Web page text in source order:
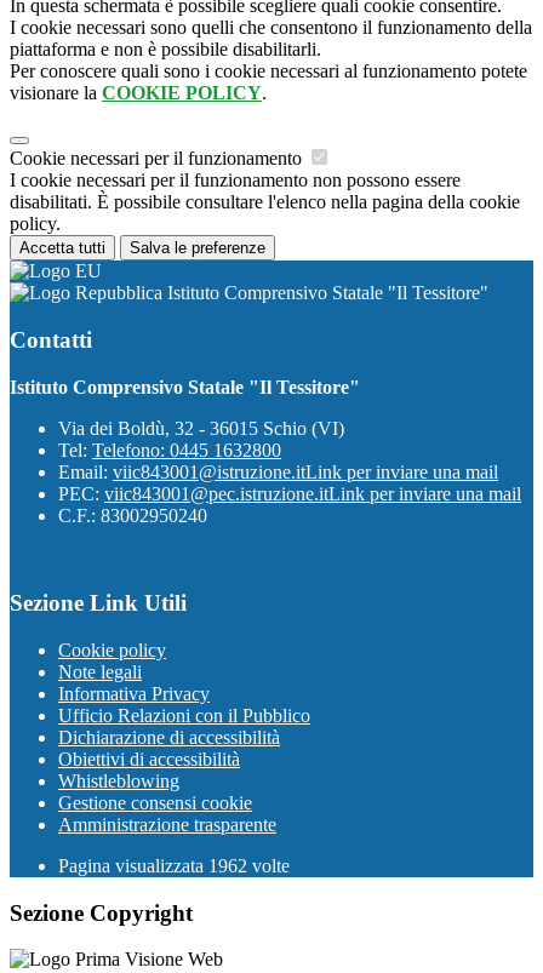
In questa schermata è possibile scegliere quali cookie consentire.
I cookie necessari sono quelli che consentono il funzionamento della
piattaforma e non è possibile disabilitarli.
Per conoscere quali sono i cookie necessari al funzionamento potete
visionare la COOKIE POLICY.
Cookie necessari per il funzionamento
I cookie necessari per il funzionamento non possono essere
disabilitati. È possibile consultare l'elenco nella pagina della cookie
policy.
Accetta tutti Salva le preferenze
Istituto Comprensivo Statale "Il Tessitore"
Contatti
Istituto Comprensivo Statale "Il Tessitore"
Via dei Boldù, 32 - 36015 Schio (VI)
Tel: Telefono: 0445 1632800
Email: viic843001@istruzione.itLink per inviare una mail
PEC: viic843001@pec.istruzione.itLink per inviare una mail
C.F.: 83002950240
Sezione Link Utili
Cookie policy
Note legali
Informativa Privacy
Ufficio Relazioni con il Pubblico
Dichiarazione di accessibilità
Obiettivi di accessibilità
Whistleblowing
Gestione consensi cookie
Amministrazione trasparente
Pagina visualizzata 1962 volte
Sezione Copyright